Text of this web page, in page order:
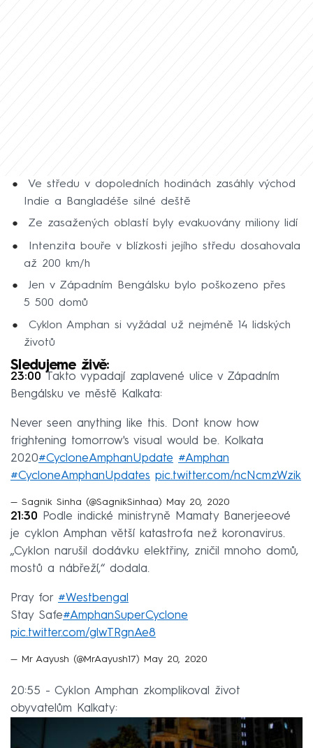
Ve středu v dopoledních hodinách zasáhly východ
Indie a Bangladéše silné deště
Ze zasažených oblastí byly evakuovány miliony lidí
Intenzita bouře v blízkosti jejího středu dosahovala
až 200 km/h
Jen v Západním Bengálsku bylo poškozeno přes
5 500 domů
Cyklon Amphan si vyžádal už nejméně 14 lidských
životů
Sledujeme živě:
23:00Takto vypadají zaplavené ulice v Západním
Bengálsku ve městě Kalkata:
Never seen anything like this. Dont know how
frightening tomorrow's visual would be. Kolkata
2020#CycloneAmphanUpdate #Amphan
#CycloneAmphanUpdates pic.twitter.com/ncNcmzWzik
— Sagnik Sinha (@SagnikSinhaa) May 20, 2020
21:30 Podle indické ministryně Mamaty Banerjeeové
je cyklon Amphan větší katastrofa než koronavirus.
„Cyklon narušil dodávku elektřiny, zničil mnoho domů,
mostů a nábřeží,“ dodala.
Pray for #Westbengal
Stay Safe#AmphanSuperCyclone
pic.twitter.com/glwTRgnAe8
— Mr Aayush (@MrAayush17) May 20, 2020
20:55 - Cyklon Amphan zkomplikoval život
obyvatelům Kalkaty: